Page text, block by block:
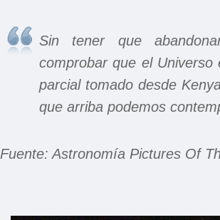
Sin tener que
comprobar que el
parcial tomado desde
que arriba podemos
Fuente: Astronomía Pictures Of